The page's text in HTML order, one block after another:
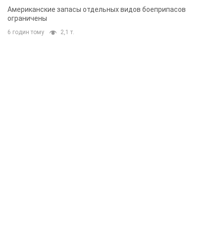
Американские запасы отдельных видов боеприпасов
ограничены
6 годин тому 2,1 т.